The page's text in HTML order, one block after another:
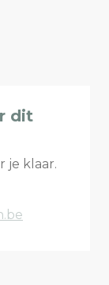
dit
je klaar.